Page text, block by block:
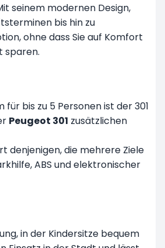
seinem modernen Design,
bis hin zu
ohne dass Sie auf Komfort
sparen.
bis zu 5 Personen ist der 301
Peugeot 301 zusätzlichen
denjenigen, die mehrere Ziele
ABS und elektronischer
in der Kindersitze bequem